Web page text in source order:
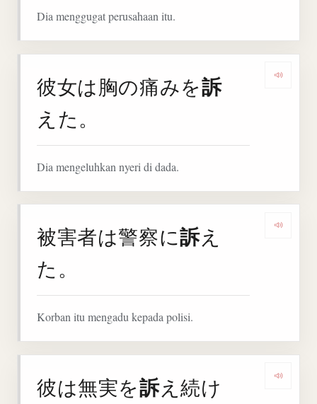
Dia menggugat perusahaan itu.
彼女は胸の痛みを訴
えた。
Dia mengeluhkan nyeri di dada.
被害者は警察に訴え
た。
Korban itu mengadu kepada polisi.
彼は無実を訴え続け